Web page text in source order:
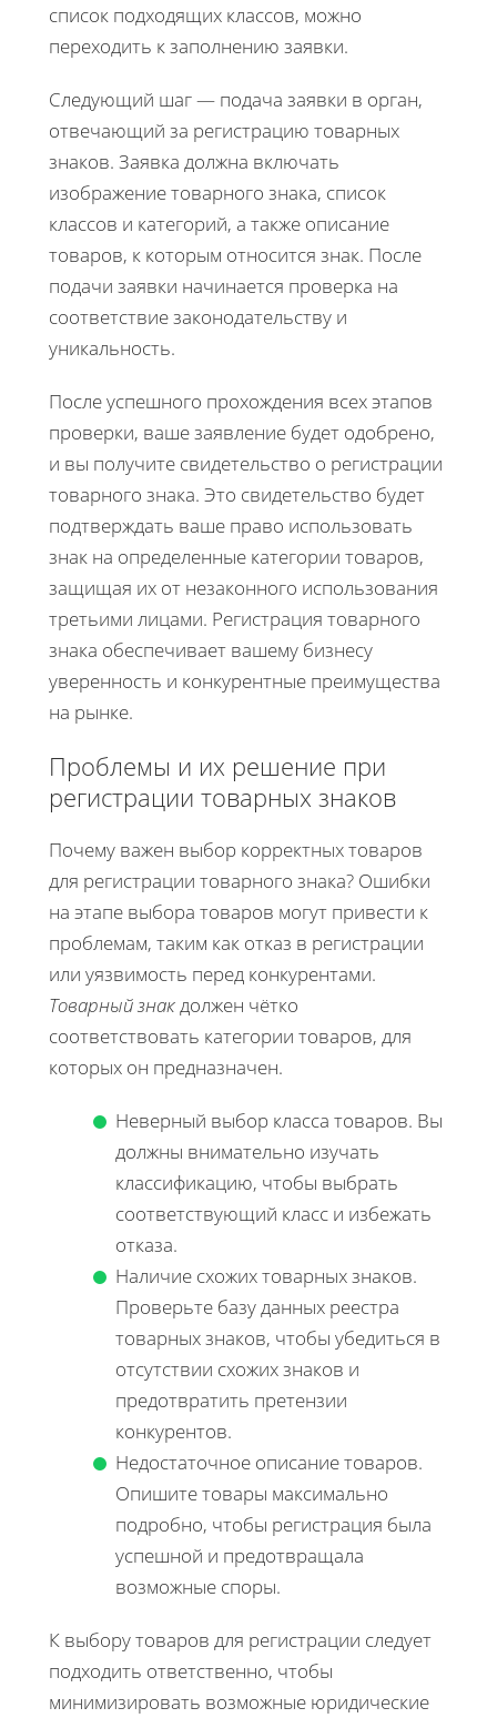
список подходящих классов, можно
переходить к заполнению заявки.
Следующий шаг — подача заявки в орган,
отвечающий за регистрацию товарных
знаков. Заявка должна включать
изображение товарного знака, список
классов и категорий, а также описание
товаров, к которым относится знак. После
подачи заявки начинается проверка на
соответствие законодательству и
уникальность.
После успешного прохождения всех этапов
проверки, ваше заявление будет одобрено,
и вы получите свидетельство о регистрации
товарного знака. Это свидетельство будет
подтверждать ваше право использовать
знак на определенные категории товаров,
защищая их от незаконного использования
третьими лицами. Регистрация товарного
знака обеспечивает вашему бизнесу
уверенность и конкурентные преимущества
на рынке.
Проблемы и их решение при
регистрации товарных знаков
Почему важен выбор корректных товаров
для регистрации товарного знака? Ошибки
на этапе выбора товаров могут привести к
проблемам, таким как отказ в регистрации
или уязвимость перед конкурентами.
Товарный знакдолжен чётко
соответствовать категории товаров, для
которых он предназначен.
Неверный выбор класса товаров. Вы
должны внимательно изучать
классификацию, чтобы выбрать
соответствующий класс и избежать
отказа.
Наличие схожих товарных знаков.
Проверьте базу данных реестра
товарных знаков, чтобы убедиться в
отсутствии схожих знаков и
предотвратить претензии
конкурентов.
Недостаточное описание товаров.
Опишите товары максимально
подробно, чтобы регистрация была
успешной и предотвращала
возможные споры.
К выбору товаров для регистрации следует
подходить ответственно, чтобы
минимизировать возможные юридические